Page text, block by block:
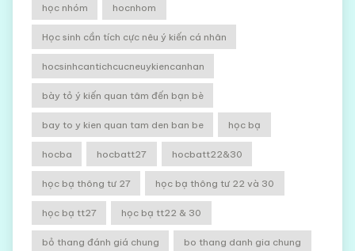
học nhóm hocnhom
Học sinh cần tích cực nêu ý kiến cá nhân
hocsinhcantichcucneuykiencanhan
bày tỏ ý kiến quan tâm đến bạn bè
bay to y kien quan tam den ban be học bạ
hocba hocbatt27 hocbatt22&30
học bạ thông tư 27 học bạ thông tư 22 và 30
học bạ tt27 học bạ tt22 & 30
bỏ thang đánh giá chung bo thang danh gia chung